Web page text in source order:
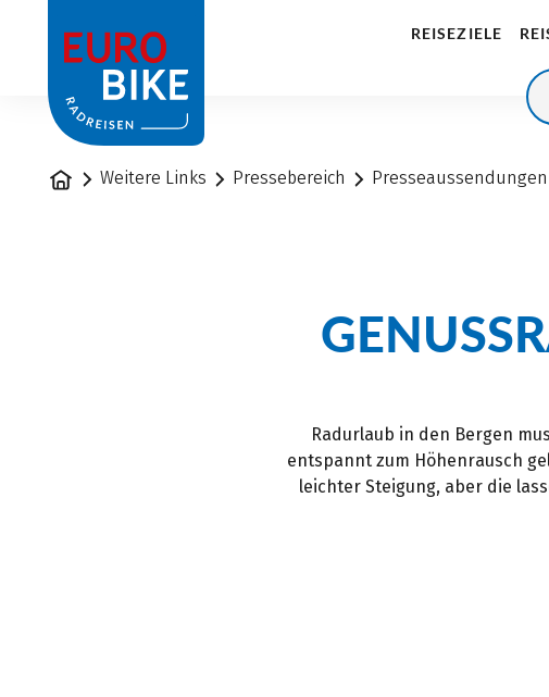
REISEZIELE
StartseiteWeitere Links Pressebereich Presseaussendungen
Radurlaub in den Bergen
entspannt zum Höhenrausch
leichter Steigung, aber die